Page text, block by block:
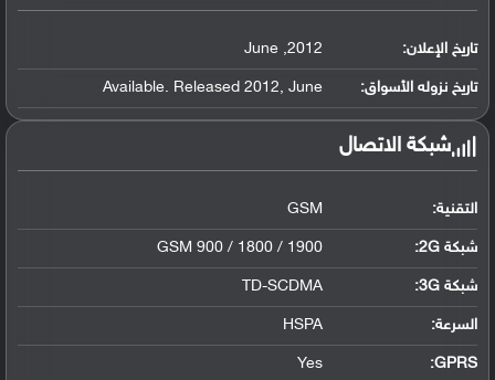
تاريخ الإعلان: 2012, June
تاريخ نزوله الأسواق: Available. Released 2012, June
شبكة الاتصال
التقنية: GSM
شبكة 2G: GSM 900 / 1800 / 1900
شبكة 3G :
TD-SCDMA
السرعة: HSPA
GPRS:
Yes